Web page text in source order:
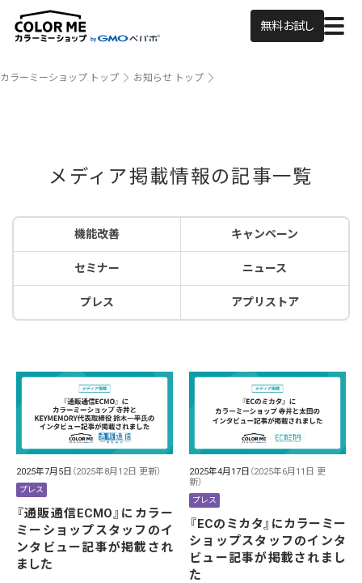
無料お試し
カラーミーショップ トップ お知らせ トップ
メディア掲載情報の記事一覧
機能改善 キャンペーン
セミナー ニュース
プレス アプリストア
2025年7月5日 （2025年8月12日 更新）
プレス
『通販通信ECMO』にカラー
ミーショップスタッフのイ
ンタビュー記事が掲載され
ました
2025年4月17日 （2025年6月11日 更
新）
プレス
『ECのミカタ』にカラーミー
ショップスタッフのインタ
ビュー記事が掲載されまし
た